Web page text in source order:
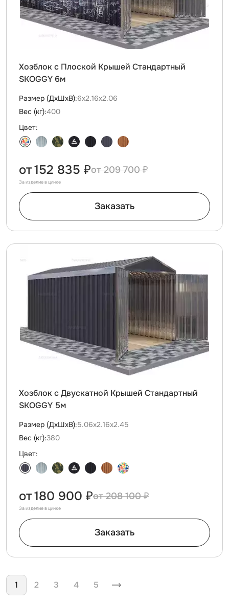
Хозблок с Плоской Крышей Стандартный
SKOGGY 6м
Размер (ДxШxВ):6х2.16х2.06
Вес (кг):400
Цвет:
209 700 ₽
от152 835 ₽
За изделие в цинке
Заказать
Хозблок с Двускатной Крышей Стандартный
SKOGGY 5м
Размер (ДxШxВ):5.06х2.16х2.45
Вес (кг):380
Цвет:
208 100 ₽
от180 900 ₽
За изделие в цинке
Заказать
Нумерация страниц
1 2 3 4 5